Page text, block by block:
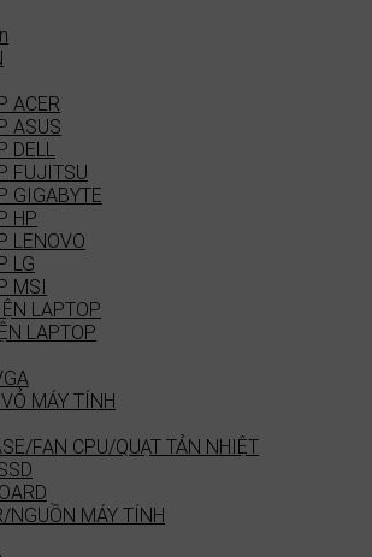
ACER
ASUS
DELL
FUJITSU
GIGABYTE
HP
LENOVO
LG
MSI
LAPTOP
LAPTOP
MÁY TÍNH
FAN CPU/QUẠT TẢN NHIỆT
NGUỒN MÁY TÍNH